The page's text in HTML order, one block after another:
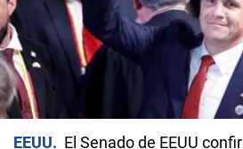
EEUU
El Senado de EEUU